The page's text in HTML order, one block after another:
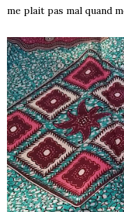
me plait pas mal quand